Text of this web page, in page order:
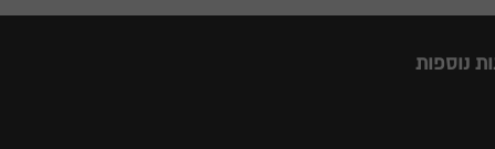
נוספות